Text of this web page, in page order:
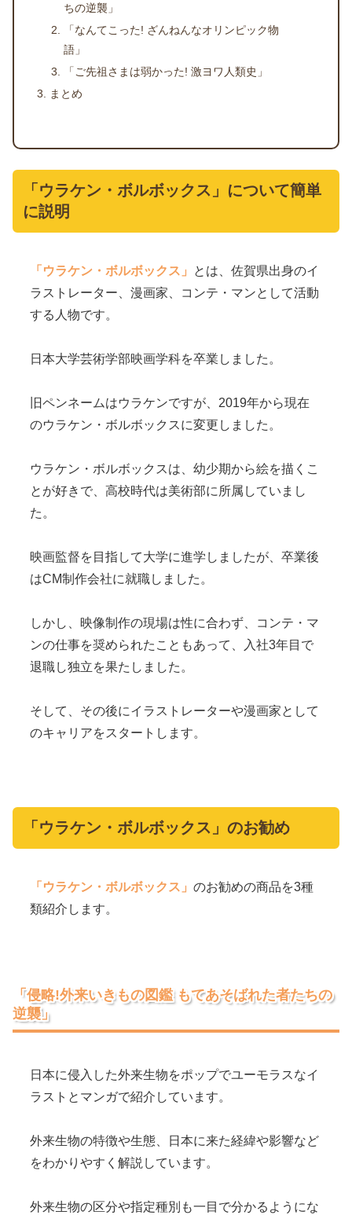
ちの逆襲」
「なんてこった! ざんねんなオリンピック物
語」
「ご先祖さまは弱かった! 激ヨワ人類史」
まとめ
「ウラケン・ボルボックス」について簡単
に説明
「ウラケン・ボルボックス」 とは、佐賀県出身のイ
ラストレーター、漫画家、コンテ・マンとして活動
する人物です。
日本大学芸術学部映画学科を卒業しました。
旧ペンネームはウラケンですが、2019年から現在
のウラケン・ボルボックスに変更しました。
ウラケン・ボルボックスは、幼少期から絵を描くこ
とが好きで、高校時代は美術部に所属していまし
た。
映画監督を目指して大学に進学しましたが、卒業後
はCM制作会社に就職しました。
しかし、映像制作の現場は性に合わず、コンテ・マ
ンの仕事を奨められたこともあって、入社3年目で
退職し独立を果たしました。
そして、その後にイラストレーターや漫画家として
のキャリアをスタートします。
「ウラケン・ボルボックス」のお勧め
「ウラケン・ボルボックス」のお勧めの商品を3種
類紹介します。
「侵略!外来いきもの図鑑 もてあそばれた者たちの
逆襲」
日本に侵入した外来生物をポップでユーモラスなイ
ラストとマンガで紹介しています。
外来生物の特徴や生態、日本に来た経緯や影響など
をわかりやすく解説しています。
外来生物の区分や指定種別も一目で分かるようにな